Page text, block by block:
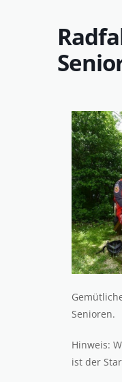
Senioren.
Hinweis:
ist der